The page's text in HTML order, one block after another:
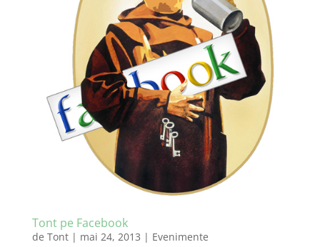
Tont pe Facebook
de Tont| mai 24, 2013 | Evenimente